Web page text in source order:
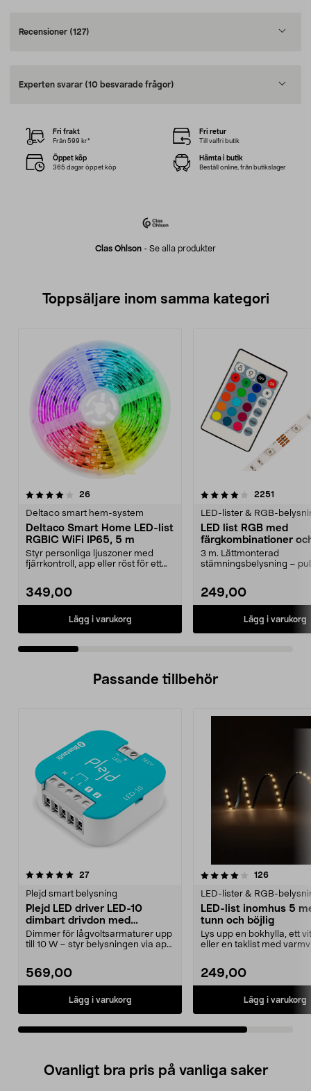
Recensioner (127)
Experten svarar (10 besvarade frågor)
Clas Ohlson - Se alla produkter
Fri frakt
Från 599 kr*
Fri retur
Till valfri butik
Öppet köp
365 dagar öppet köp
Hämta i butik
Beställ online, från butikslager
Toppsäljare inom samma kategori
26recensioner
Deltaco smart hem-system
Deltaco Smart Home LED-list
RGBIC WiFi IP65, 5 m
Styr personliga ljuszoner med
fjärrkontroll, app eller röst för ett
349,00
Lägg i varukorg
4.0 av 5 stjärnor 2251
LED-lister & RGB-
LED list RGB med
färgkombinationer
fjärrkontroll, Cotech
3 m. Lättmonterad
stämningsbelysning –
249,00
Lägg i varukorg
4.0 av 5 stjärnor
Passande tillbehör
27recensioner
Plejd smart belysning
Plejd LED driver LED-10
dimbart drivdon med
Bluetooth
Dimmer för lågvoltsarmaturer upp
till 10 W – styr belysningen via app
569,00
Lägg i varukorg
4.0av 5 stjärnor 126
LED-lister & RGB-
LED-list inomhus 5
tunn och böjlig
Lys upp en bokhylla, ett
eller en taklist med
249,00
Lägg i varukorg
Ovanligt bra pris på vanliga saker